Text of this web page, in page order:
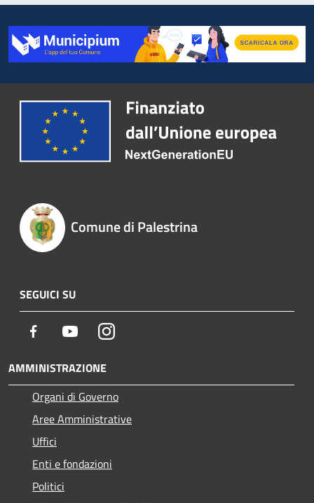
Comune di Palestrina
SEGUICI SU
Facebook YoutubeInstagram
AMMINISTRAZIONE
Organi di Governo
Aree Amministrative
Uffici
Enti e fondazioni
Politici